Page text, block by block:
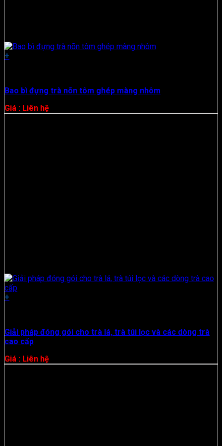
+
Bao bì đựng trà nõn tôm ghép màng nhôm
Giá : Liên hệ
+
Giải pháp đóng gói cho trà lá, trà túi lọc và các dòng trà
cao cấp
Giá : Liên hệ